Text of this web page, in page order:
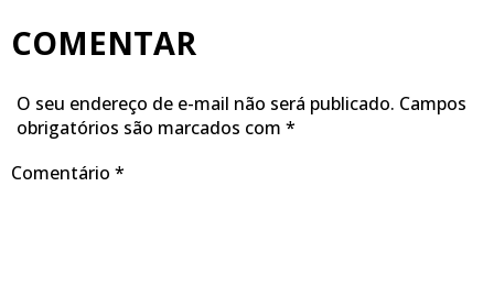
COMENTAR
O seu endereço de e-mail não será publicado. Campos
obrigatórios são marcados com *
Comentário *